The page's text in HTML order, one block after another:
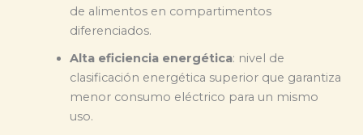
de alimentos en compartimentos
diferenciados.
Alta eficiencia energética: nivel de
clasificación energética superior que garantiza
menor consumo eléctrico para un mismo
uso.